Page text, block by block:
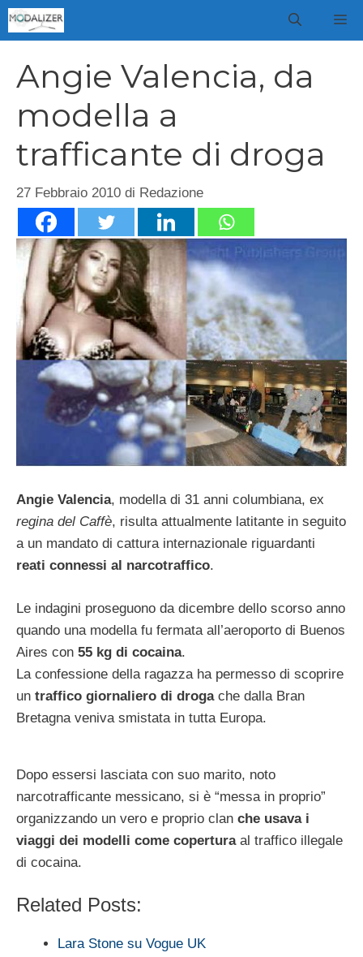
Vai
al
Angie Valencia, da
modella a
trafficante di droga
27 Febbraio 2010 di Redazione
Angie Valencia, modella di 31 anni columbiana, ex
regina del Caffè, risulta attualmente latitante in seguito
a un mandato di cattura internazionale riguardanti
reati connessi al narcotraffico.
Le indagini proseguono da dicembre dello scorso anno
quando una modella fu fermata all’aeroporto di Buenos
Aires con 55 kg di cocaina.
La confessione della ragazza ha permesso di scoprire
un traffico giornaliero di drogache dalla Bran
Bretagna veniva smistata in tutta Europa.
Dopo essersi lasciata con suo marito, noto
narcotrafficante messicano, si è “messa in proprio”
organizzando un vero e proprio clan che usava i
viaggi dei modelli come coperturaal traffico illegale
di cocaina.
Related Posts:
Lara Stone su Vogue UK